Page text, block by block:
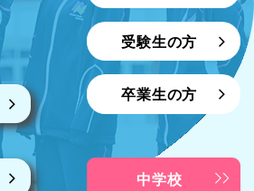
受験生の方
卒業生の方
中学校